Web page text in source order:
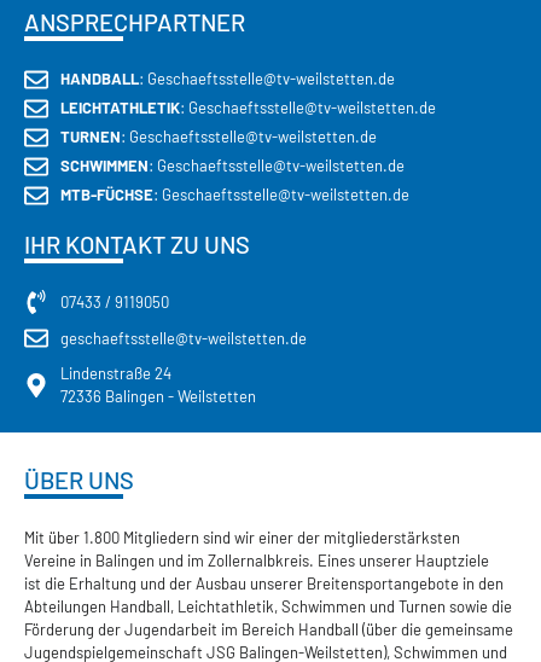
ANSPRECHPARTNER
HANDBALL: Geschaeftsstelle@tv-weilstetten.de
LEICHTATHLETIK: Geschaeftsstelle@tv-weilstetten.de
TURNEN: Geschaeftsstelle@tv-weilstetten.de
SCHWIMMEN: Geschaeftsstelle@tv-weilstetten.de
MTB-FÜCHSE: Geschaeftsstelle@tv-weilstetten.de
IHR KONTAKT ZU UNS
07433 / 9119050
geschaeftsstelle@tv-weilstetten.de
Lindenstraße 24
72336 Balingen - Weilstetten
ÜBER UNS
Mit über 1.800 Mitgliedern sind wir einer der mitgliederstärksten
Vereine in Balingen und im Zollernalbkreis. Eines unserer Hauptziele
ist die Erhaltung und der Ausbau unserer Breitensportangebote in den
Abteilungen Handball, Leichtathletik, Schwimmen und Turnen sowie die
Förderung der Jugendarbeit im Bereich Handball (über die gemeinsame
Jugendspielgemeinschaft JSG Balingen-Weilstetten), Schwimmen und